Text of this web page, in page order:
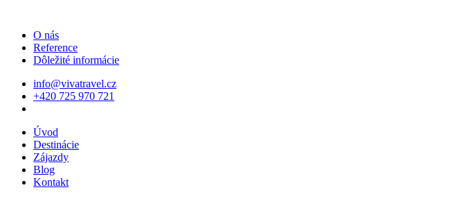
O nás
Reference
Dôležité informácie
info@vivatravel.cz
+420 725 970 721
Úvod
Destinácie
Zájazdy
Blog
Kontakt